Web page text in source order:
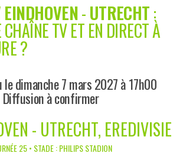
-UTRECHT:
TV ET EN DIRECT À
?
dimanche 7 mars 2027 à 17h00
Diffusion à confirmer
- UTRECHT, EREDIVISIE
25 • STADE : PHILIPS STADION